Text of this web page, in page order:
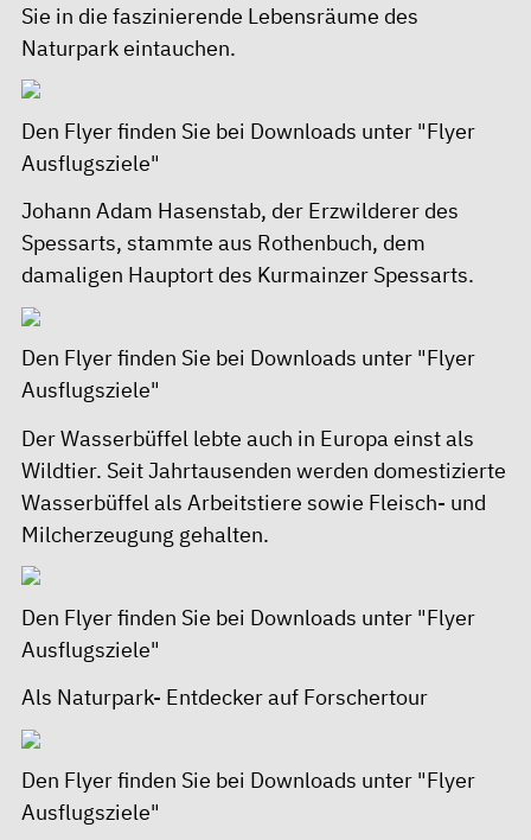
Sie in die faszinierende Lebensräume des
Naturpark eintauchen.
Den Flyer finden Sie bei Downloads unter "Flyer
Ausflugsziele"
Johann Adam Hasenstab, der Erzwilderer des
Spessarts, stammte aus Rothenbuch, dem
damaligen Hauptort des Kurmainzer Spessarts.
Den Flyer finden Sie bei Downloads unter "Flyer
Ausflugsziele"
Der Wasserbüffel lebte auch in Europa einst als
Wildtier. Seit Jahrtausenden werden domestizierte
Wasserbüffel als Arbeitstiere sowie Fleisch- und
Milcherzeugung gehalten.
Den Flyer finden Sie bei Downloads unter "Flyer
Ausflugsziele"
Als Naturpark- Entdecker auf Forschertour
Den Flyer finden Sie bei Downloads unter "Flyer
Ausflugsziele"